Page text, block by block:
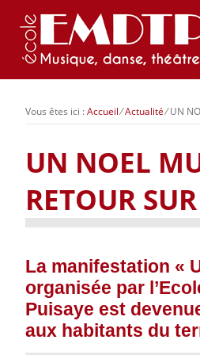
Vous êtes ici :Accueil⁄Actualité⁄UN
UN NOEL
RETOUR
La manifestation «
organisée par
Puisaye est
aux habitants du